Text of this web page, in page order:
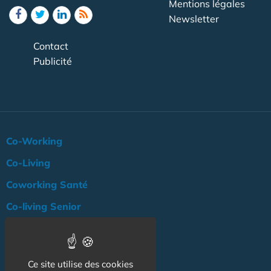
Mentions légales
Newsletter
Contact
Publicité
Co-Working
Co-Living
Coworking Santé
Co-living Senior
Ce site utilise des cookies